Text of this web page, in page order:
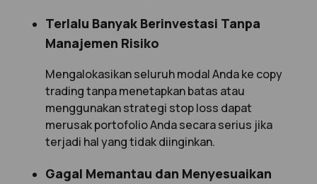
Terlalu Banyak Berinvestasi Tanpa
Manajemen Risiko
Mengalokasikan seluruh modal Anda ke copy
trading tanpa menetapkan batas atau
menggunakan strategi stop loss dapat
merusak portofolio Anda secara serius jika
terjadi hal yang tidak diinginkan.
Gagal Memantau dan Menyesuaikan